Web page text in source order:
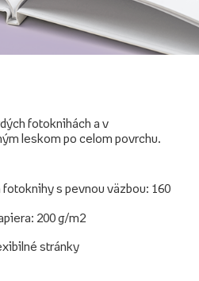
fotoknihách a v
leskom po celom povrchu.
s pevnou väzbou: 160
200 g/m2
stránky